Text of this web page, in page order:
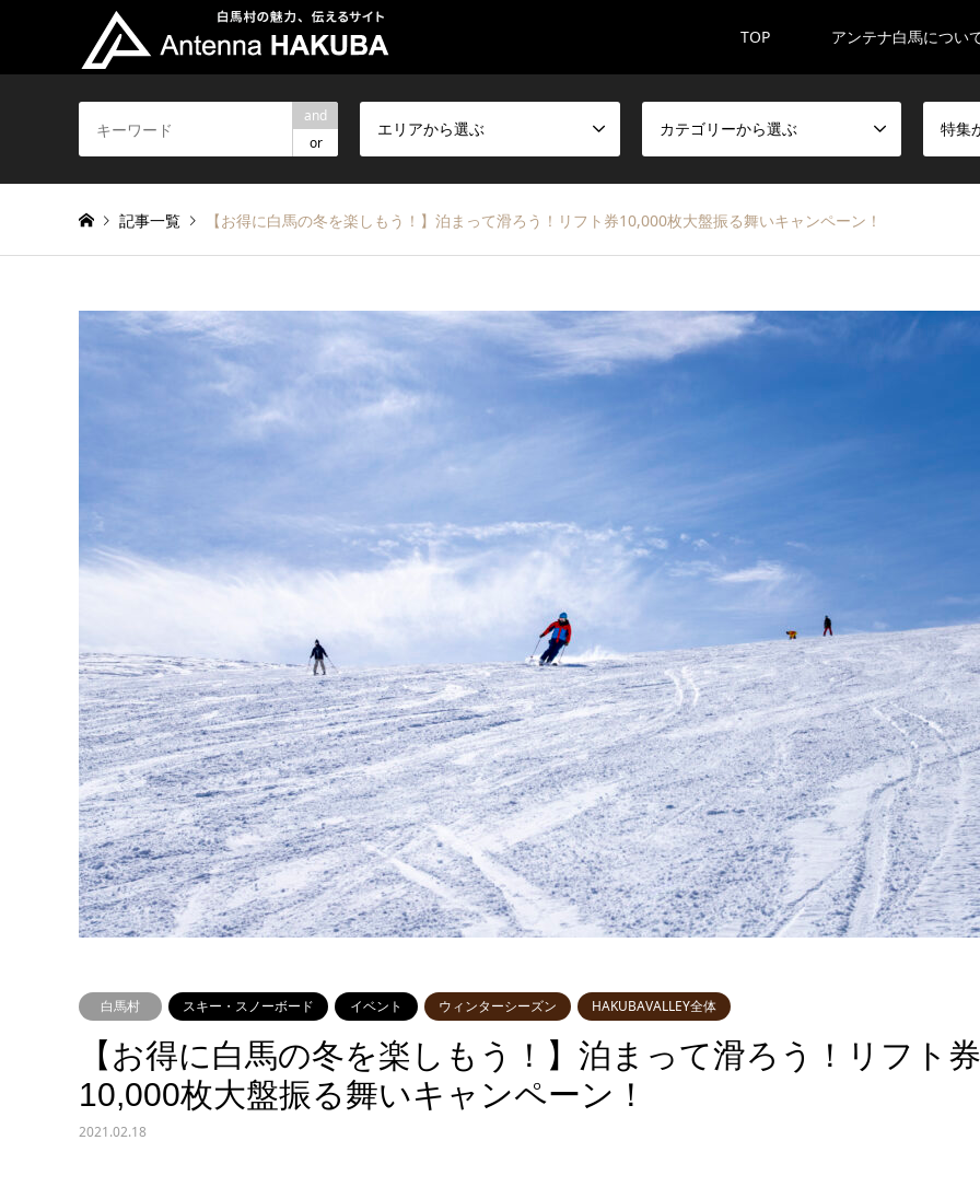
TOP アンテナ白馬につい
and
or
エリアから選ぶ カテゴリーから選ぶ 特集
記事一覧 【お得に白馬の冬を楽しもう！】泊まって滑ろう！リフト券10,000枚大盤振る舞いキャンペーン！
白馬村 スキー・スノーボード イベント ウィンターシーズン HAKUBAVALLEY全体
【お得に白馬の冬を楽しもう！】泊まって滑ろう！リフト券
10,000枚大盤振る舞いキャンペーン！
2021.02.18